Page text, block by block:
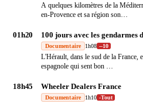
A quelques kilomètres de la
en-Provence et sa région son…
01h20 100 jours avec les gendarmes
Documentaire 1h08 --10
L'Hérault, dans le sud de la France,
espagnole qui sent bon …
18h45 Wheeler Dealers France
Documentaire 1h10 -Tout